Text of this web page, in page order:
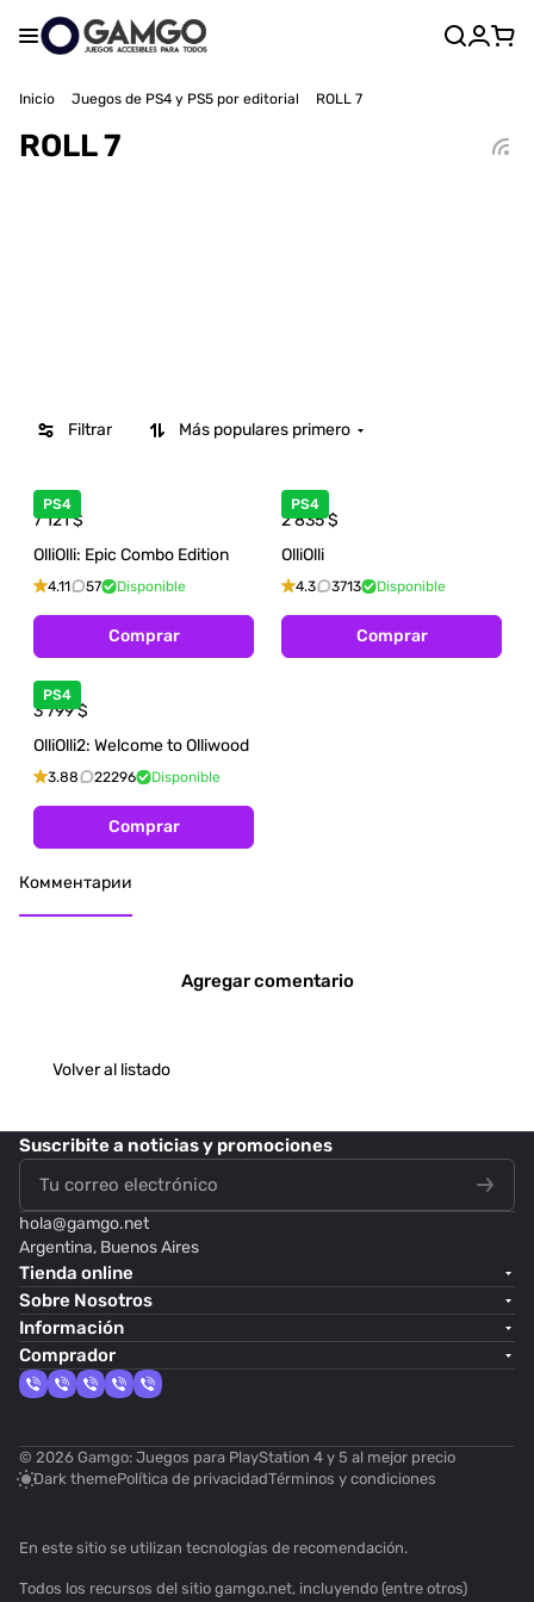
Inicio Juegos de PS4 y PS5 por editorial ROLL 7
ROLL 7
Filtrar Más populares primero
PS4
7 121$
OlliOlli: Epic Combo Edition
4.11 57 Disponible
Comprar
PS4
2 835$
OlliOlli
4.3 3713 Disponible
Comprar
PS4
3 799$
OlliOlli2: Welcome to Olliwood
3.88 22296 Disponible
Comprar
Комментарии
Agregar comentario
Volver al listado
Suscribitea noticias y promociones
hola@gamgo.net
Argentina, Buenos Aires
Tienda online
Sobre Nosotros
Información
Comprador
© 2026 Gamgo: Juegos para PlayStation 4 y 5 al mejor precio
Dark themePolítica de privacidadTérminos y condiciones
En este sitio se utilizan tecnologías de recomendación.
Todos los recursos del sitio gamgo.net, incluyendo (entre otros)